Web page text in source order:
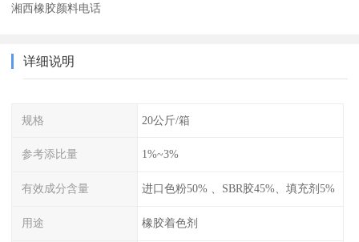
湘西橡胶颜料电话
详细说明
规格 20公斤/箱
参考添比量 1%~3%
有效成分含量 进口色粉50% 、SBR胶45%、填充剂5%
用途 橡胶着色剂